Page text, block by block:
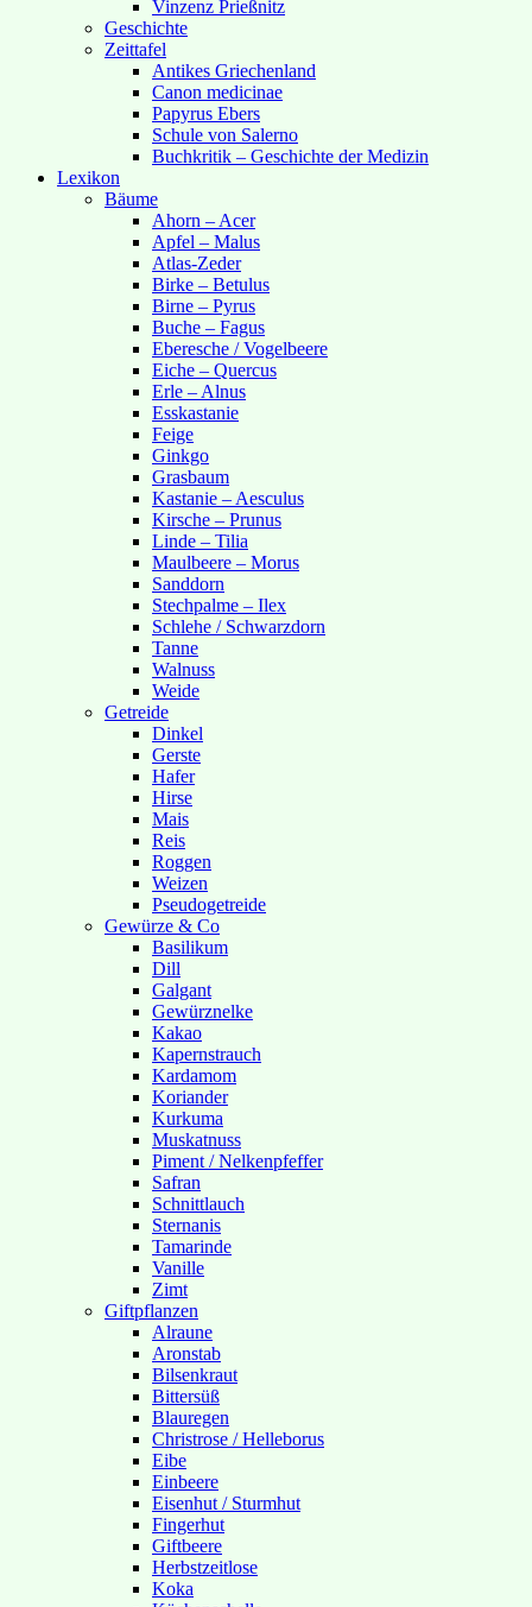
Vinzenz Prießnitz
Geschichte
Zeittafel
Antikes Griechenland
Canon medicinae
Papyrus Ebers
Schule von Salerno
Buchkritik – Geschichte der Medizin
Lexikon
Bäume
Ahorn – Acer
Apfel – Malus
Atlas-Zeder
Birke – Betulus
Birne – Pyrus
Buche – Fagus
Eberesche / Vogelbeere
Eiche – Quercus
Erle – Alnus
Esskastanie
Feige
Ginkgo
Grasbaum
Kastanie – Aesculus
Kirsche – Prunus
Linde – Tilia
Maulbeere – Morus
Sanddorn
Stechpalme – Ilex
Schlehe / Schwarzdorn
Tanne
Walnuss
Weide
Getreide
Dinkel
Gerste
Hafer
Hirse
Mais
Reis
Roggen
Weizen
Pseudogetreide
Gewürze & Co
Basilikum
Dill
Galgant
Gewürznelke
Kakao
Kapernstrauch
Kardamom
Koriander
Kurkuma
Muskatnuss
Piment / Nelkenpfeffer
Safran
Schnittlauch
Sternanis
Tamarinde
Vanille
Zimt
Giftpflanzen
Alraune
Aronstab
Bilsenkraut
Bittersüß
Blauregen
Christrose / Helleborus
Eibe
Einbeere
Eisenhut / Sturmhut
Fingerhut
Giftbeere
Herbstzeitlose
Koka